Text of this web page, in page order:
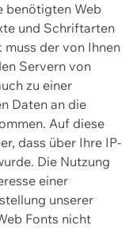
benötigten Web
und Schriftarten
muss der von Ihnen
Servern von
zu einer
Daten an die
Auf diese
dass über Ihre IP-
Die Nutzung
einer
unserer
Fonts nicht